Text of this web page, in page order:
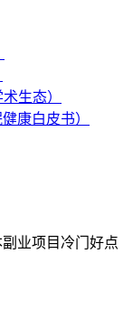
生态）
康白皮书）
业项目冷门好点